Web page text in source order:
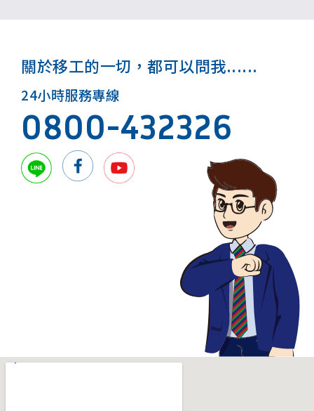
關於移工的一切，都可以問我......
24小時服務專線
0800-432326